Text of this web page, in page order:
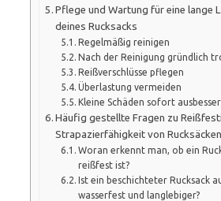
Pflege und Wartung für eine lange
deines Rucksacks
Regelmäßig reinigen
Nach der Reinigung gründlich
Reißverschlüsse pflegen
Überlastung vermeiden
Kleine Schäden sofort
Häufig gestellte Fragen zu
Strapazierfähigkeit von Rucksäcken
Woran erkennt man, ob ein
reißfest ist?
Ist ein beschichteter Rucksack
wasserfest und langlebiger?